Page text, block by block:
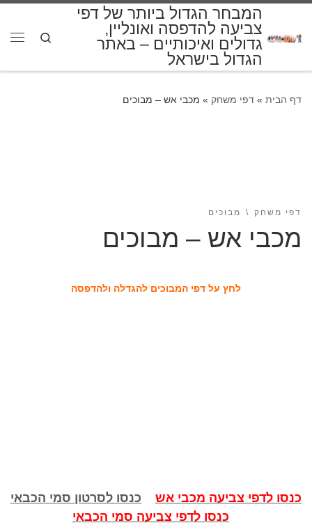
המבחר הגדול ביותר של דפי
צביעה להדפסה ואונליין,
גדולים ואיכותיים – באתר
הגדול בישראל
Search
דף הבית » דפי משחק » מכבי אש – מבוכים
דפי משחק מבוכים
מכבי אש – מבוכים
לחץ על דפי המבוכים להגדלה ולהדפסה
כנסו לדפי צביעה מכבי אש
כנסו לסרטון סמי הכבאי
כנסו לדפי צביעה סמי הכבאי